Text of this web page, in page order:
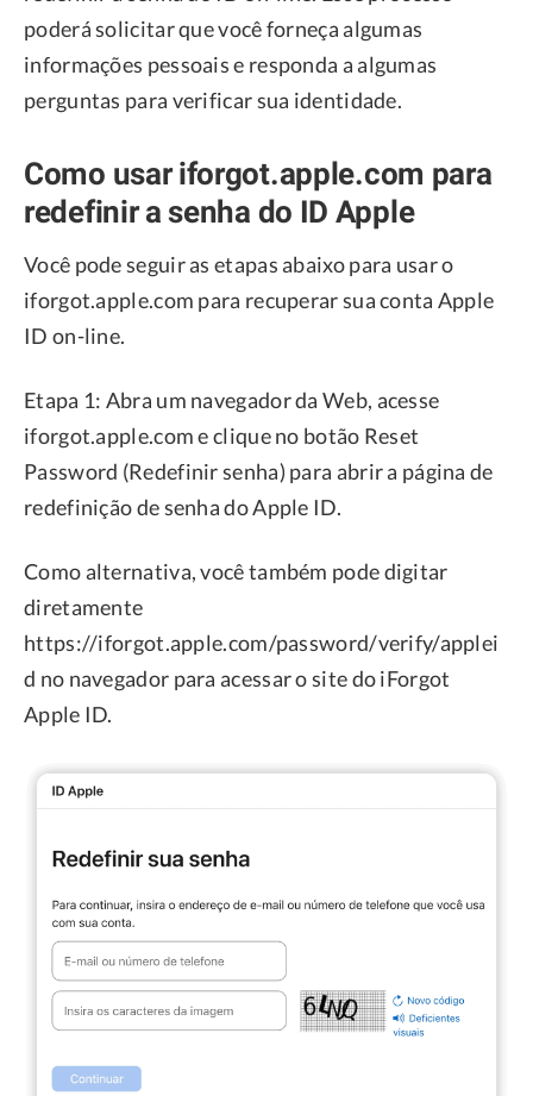
poderá solicitar que você forneça algumas
informações pessoais e responda a algumas
perguntas para verificar sua identidade.
Como usar iforgot.apple.com para
redefinir a senha do ID Apple
Você pode seguir as etapas abaixo para usar o
iforgot.apple.com para recuperar sua conta Apple
ID on-line.
Etapa 1: Abra um navegador da Web, acesse
iforgot.apple.com e clique no botão Reset
Password (Redefinir senha) para abrir a página de
redefinição de senha do Apple ID.
Como alternativa, você também pode digitar
diretamente
https://iforgot.apple.com/password/verify/applei
d no navegador para acessar o site do iForgot
Apple ID.